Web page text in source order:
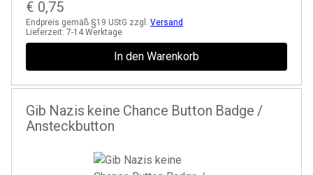
€ 0,75
Endpreis gemäß §19 UStG zzgl. Versand
Lieferzeit: 7-14 Werktage
In den Warenkorb
Gib Nazis keine Chance Button Badge /
Ansteckbutton